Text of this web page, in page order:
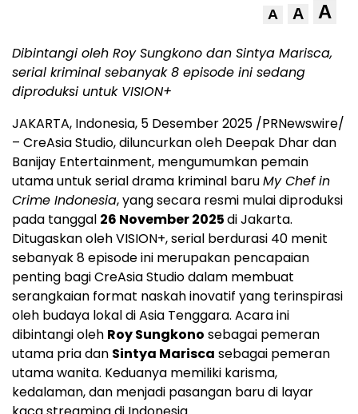
A A A
Dibintangi oleh Roy Sungkono dan Sintya Marisca,
serial kriminal sebanyak 8 episode ini sedang
diproduksi untuk VISION+
JAKARTA, Indonesia, 5 Desember 2025 /PRNewswire/
– CreAsia Studio, diluncurkan oleh Deepak Dhardan
Banijay Entertainment, mengumumkan pemain
utama untuk serial drama kriminal baruMy Chef in
Crime Indonesia, yang secara resmi mulai diproduksi
pada tanggal 26 November 2025diJakarta.
Ditugaskan oleh VISION+, serial berdurasi 40 menit
sebanyak 8 episode ini merupakan pencapaian
penting bagi CreAsia Studio dalam membuat
serangkaian format naskah inovatif yang terinspirasi
oleh budaya lokal diAsia Tenggara. Acara ini
dibintangi oleh Roy Sungkono sebagai pemeran
utama pria dan Sintya Marisca sebagai pemeran
utama wanita. Keduanya memiliki karisma,
kedalaman, dan menjadi pasangan baru di layar